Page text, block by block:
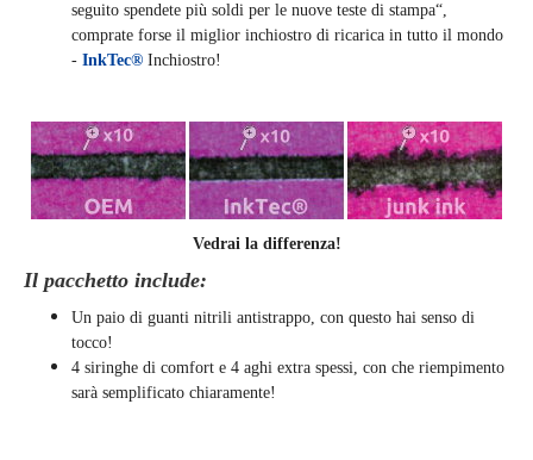
seguito spendete più soldi per le nuove teste di stampa“,
comprate forse il miglior inchiostro di ricarica in tutto il mondo
- InkTec® Inchiostro!
Vedrai la differenza!
Il pacchetto include:
Un paio di guanti nitrili antistrappo, con questo hai senso di
tocco!
4 siringhe di comfort e 4 aghi extra spessi, con che riempimento
sarà semplificato chiaramente!